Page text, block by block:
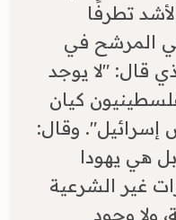
تطرفًا
المرشح في
قال: "لا يوجد
كيان
إسرائيل". وقال:
هي يهودا
غير الشرعية
ولا وجود